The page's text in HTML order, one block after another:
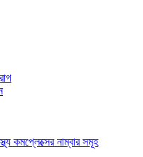
কমপ্লেক্সের নাম্বার সমূহ